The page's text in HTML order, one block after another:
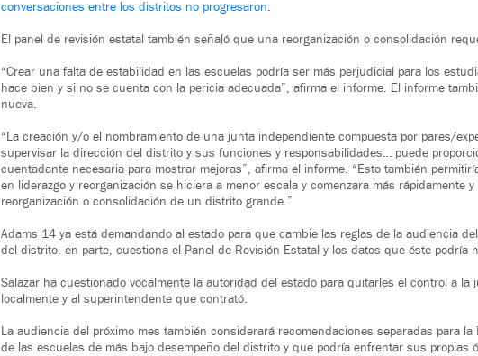
conversaciones entre los distritos no progresaron.
El panel de revisión estatal también señaló que una reorganización o consolidación
“Crear una falta de estabilidad en las escuelas podría ser más perjudicial para los
hace bien y si no se cuenta con la pericia adecuada”, afirma el informe. El informe
nueva.
“La creación y/o el nombramiento de una junta independiente compuesta por pares/
supervisar la dirección del distrito y sus funciones y responsabilidades… puede
cuentadante necesaria para mostrar mejoras”, afirma el informe. “Esto también
en liderazgo y reorganización se hiciera a menor escala y comenzara más rápidamente
reorganización o consolidación de un distrito grande.”
Adams 14 ya está demandando al estado para que cambie las reglas de la audiencia
del distrito, en parte, cuestiona el Panel de Revisión Estatal y los datos que éste podría
Salazar ha cuestionado vocalmente la autoridad del estado para quitarles el control a la
localmente y al superintendente que contrató.
La audiencia del próximo mes también considerará recomendaciones separadas para
de las escuelas de más bajo desempeño del distrito y que podría enfrentar sus propias